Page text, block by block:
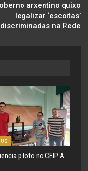
arxentino quixo
legalizar ‘escoitas’
na Rede
piloto no CEIP A